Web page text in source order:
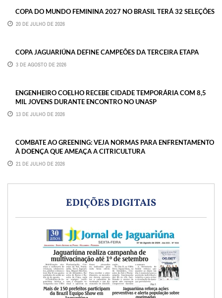
COPA DO MUNDO FEMININA 2027 NO BRASIL TERÁ 32 SELEÇÕES
20 DE JULHO DE 2026
COPA JAGUARIÚNA DEFINE CAMPEÕES DA TERCEIRA ETAPA
3 DE AGOSTO DE 2026
ENGENHEIRO COELHO RECEBE CIDADE TEMPORÁRIA COM 8,5
MIL JOVENS DURANTE ENCONTRO NO UNASP
13 DE JULHO DE 2026
COMBATE AO GREENING: VEJA NORMAS PARA ENFRENTAMENTO
À DOENÇA QUE AMEAÇA A CITRICULTURA
21 DE JULHO DE 2026
EDIÇÕES DIGITAIS